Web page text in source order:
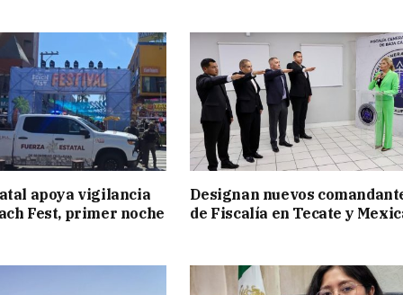
apoya vigilancia
Fest, primer noche
Designan nuevos
de Fiscalía en Tecate y